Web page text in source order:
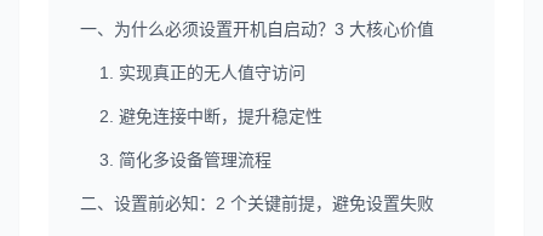
一、为什么必须设置开机自启动？3 大核心价值
1. 实现真正的无人值守访问
2. 避免连接中断，提升稳定性
3. 简化多设备管理流程
二、设置前必知：2 个关键前提，避免设置失败